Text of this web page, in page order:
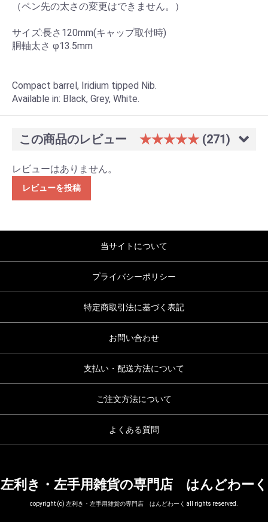
（ペン先の太さの変更はできません。）
サイズ:長さ120mm(キャップ取付時)
胴軸太さ φ13.5mm
Compact barrel, Iridium tipped Nib.
Available in: Black, Grey, White.
この商品のレビュー ★★★★★ (271)
レビューはありません。
レビューを投稿
当サイトについて
プライバシーポリシー
特定商取引法に基づく表記
お問い合わせ
支払い・配送方法について
ご注文方法について
よくある質問
左利き・左手用雑貨の専門店 はんどわーく
copyright (c) 左利き・左手用雑貨の専門店 はんどわーく all rights reserved.